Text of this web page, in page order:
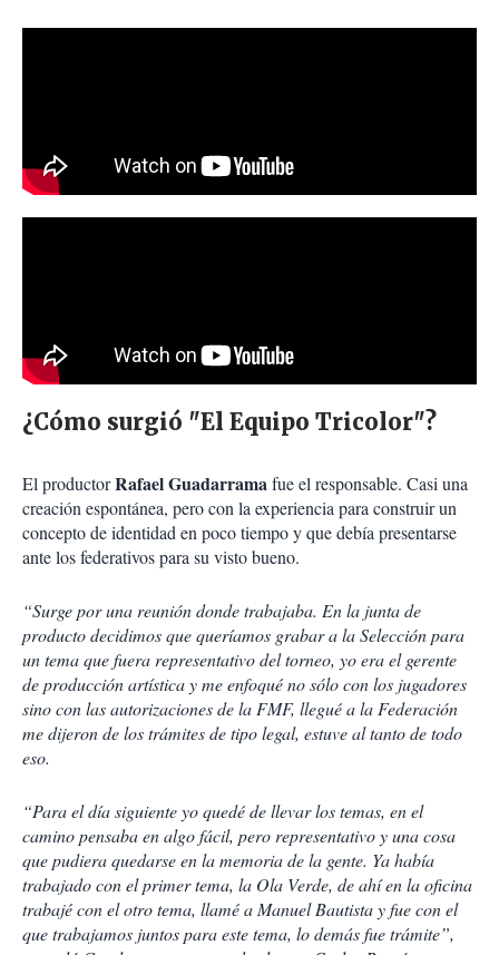
¿Cómo surgió "El Equipo Tricolor"?
El productorRafael Guadarramafue el responsable. Casi una
creación espontánea, pero con la experiencia para construir un
concepto de identidad en poco tiempo y que debía presentarse
ante los federativos para su visto bueno.
“Surge por una reunión donde trabajaba. En la junta de
producto decidimos que queríamos grabar a la Selección para
un tema que fuera representativo del torneo, yo era el gerente
de producción artística y me enfoqué no sólo con los jugadores
sino con las autorizaciones de la FMF, llegué a la Federación
me dijeron de los trámites de tipo legal, estuve al tanto de todo
eso.
“Para el día siguiente yo quedé de llevar los temas, en el
camino pensaba en algo fácil, pero representativo y una cosa
que pudiera quedarse en la memoria de la gente. Ya había
trabajado con el primer tema, la Ola Verde, de ahí en la oficina
trabajé con el otro tema, llamé a Manuel Bautista y fue con el
que trabajamos juntos para este tema, lo demás fue trámite”,